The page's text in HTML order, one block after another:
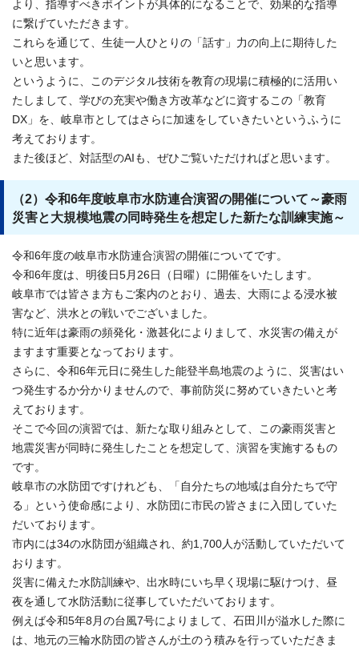
より、指導すべきポイントが具体的になることで、効果的な指導
に繋げていただきます。
これらを通じて、生徒一人ひとりの「話す」力の向上に期待した
いと思います。
というように、このデジタル技術を教育の現場に積極的に活用い
たしまして、学びの充実や働き方改革などに資するこの「教育
DX」を、岐阜市としてはさらに加速をしていきたいというふうに
考えております。
また後ほど、対話型のAIも、ぜひご覧いただければと思います。
（2）令和6年度岐阜市水防連合演習の開催について～豪雨
災害と大規模地震の同時発生を想定した新たな訓練実施～
令和6年度の岐阜市水防連合演習の開催についてです。
令和6年度は、明後日5月26日（日曜）に開催をいたします。
岐阜市では皆さま方もご案内のとおり、過去、大雨による浸水被
害など、洪水との戦いでございました。
特に近年は豪雨の頻発化・激甚化によりまして、水災害の備えが
ますます重要となっております。
さらに、令和6年元日に発生した能登半島地震のように、災害はい
つ発生するか分かりませんので、事前防災に努めていきたいと考
えております。
そこで今回の演習では、新たな取り組みとして、この豪雨災害と
地震災害が同時に発生したことを想定して、演習を実施するもの
です。
岐阜市の水防団ですけれども、「自分たちの地域は自分たちで守
る」という使命感により、水防団に市民の皆さまに入団していた
だいております。
市内には34の水防団が組織され、約1,700人が活動していただいて
おります。
災害に備えた水防訓練や、出水時にいち早く現場に駆けつけ、昼
夜を通して水防活動に従事していただいております。
例えば令和5年8月の台風7号によりまして、石田川が溢水した際に
は、地元の三輪水防団の皆さんが土のう積みを行っていただきま